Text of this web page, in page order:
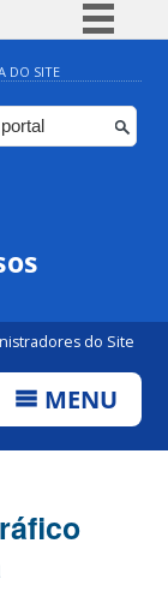
BR
DO SITE
do Site
MENU